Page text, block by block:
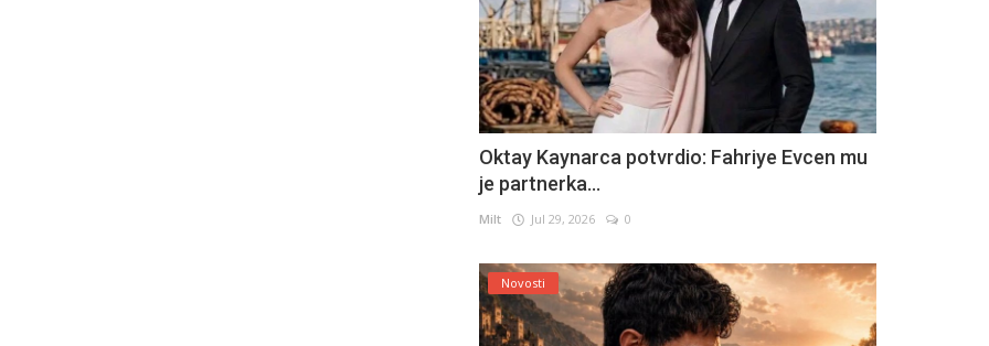
Oktay Kaynarca potvrdio: Fahriye Evcen mu
je partnerka...
Milt Jul 29, 2026 0
Novosti